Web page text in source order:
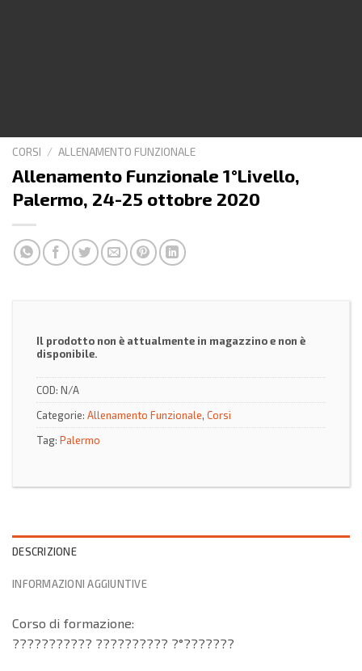
CORSI / ALLENAMENTO FUNZIONALE
Allenamento Funzionale 1°Livello,
Palermo, 24-25 ottobre 2020
Il prodotto non è attualmente in magazzino e non è
disponibile.
COD: N/A
Categorie: Allenamento Funzionale, Corsi
Tag: Palermo
DESCRIZIONE
INFORMAZIONI AGGIUNTIVE
Corso di formazione:
??????????? ?????????? ?°???????